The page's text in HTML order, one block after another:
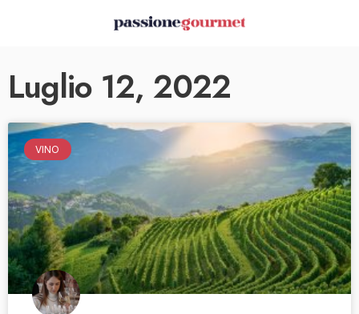
Luglio 12, 2022
VINO